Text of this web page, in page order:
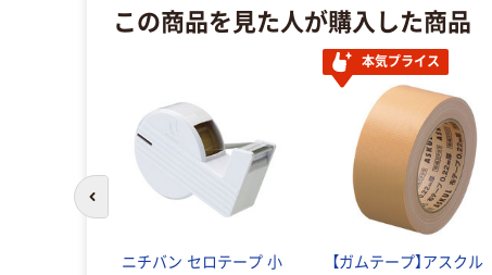
この商品を見た人が購入した商品
ニチバン セロテープ 小
本気プライス
【ガムテープ】アスクル